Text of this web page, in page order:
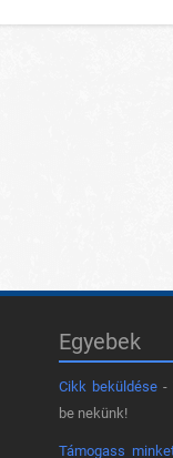
Egyebek
Cikk beküldése -
be nekünk!
Támogass